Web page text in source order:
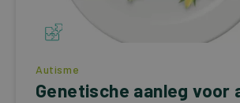
Autisme
Genetische aanleg voor